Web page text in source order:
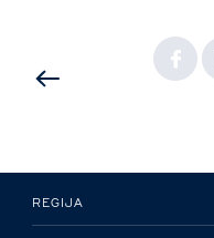
REGIJA